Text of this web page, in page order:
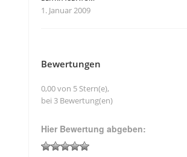
1. Januar 2009
Bewertungen
0,00 von 5 Stern(e),
bei 3 Bewertung(en)
Hier Bewertung abgeben: